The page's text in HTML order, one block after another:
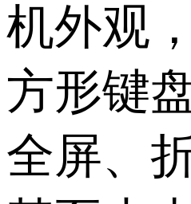
机外观
方形键
全屏、